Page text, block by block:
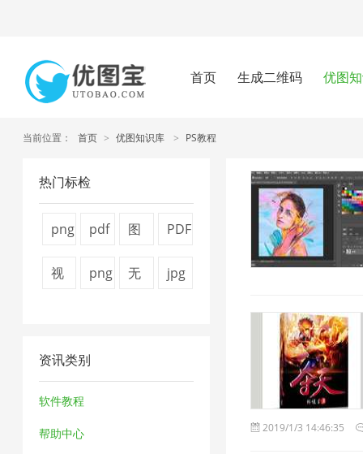
首页 生成二维码 优图
当前位置： 首页 > 优图知识库 > PS教程
热门标检
png
缩
1
pdf
法
1
图
PDF
视
缩
1
png
工
无
jpg
资讯类别
软件教程
帮助中心 2019/1/3 14:46:35